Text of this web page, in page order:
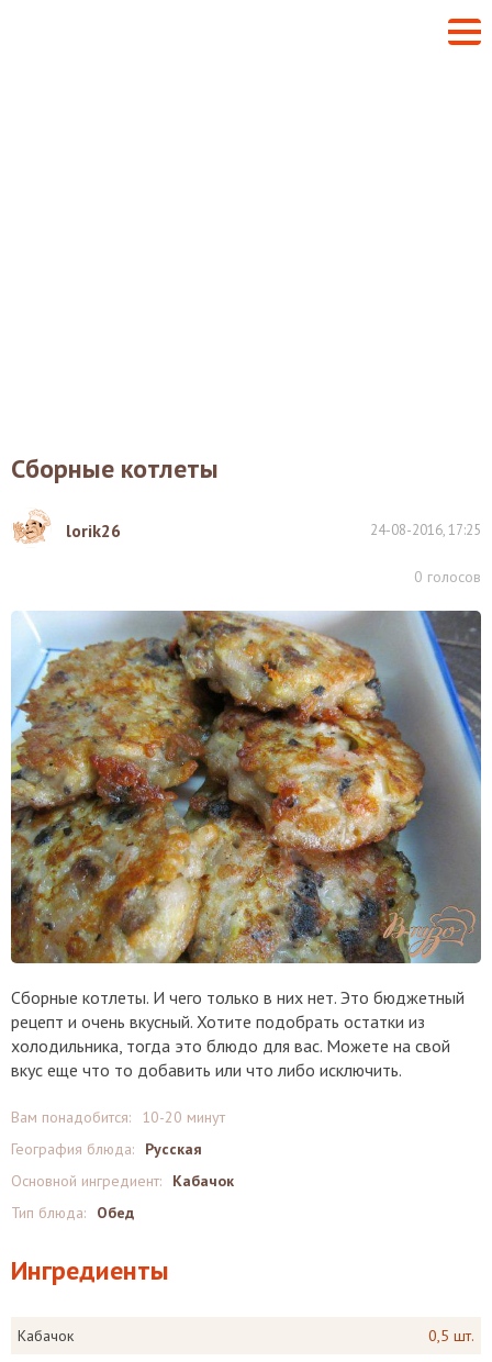
Сборные котлеты
lorik26 24-08-2016, 17:25
0 голосов
Сборные котлеты. И чего только в них нет. Это бюджетный
рецепт и очень вкусный. Хотите подобрать остатки из
холодильника, тогда это блюдо для вас. Можете на свой
вкус еще что то добавить или что либо исключить.
Вам понадобится:
10-20 минут
География блюда:
Русская
Основной ингредиент:
Кабачок
Тип блюда:
Обед
Ингредиенты
Кабачок
0,5 шт.